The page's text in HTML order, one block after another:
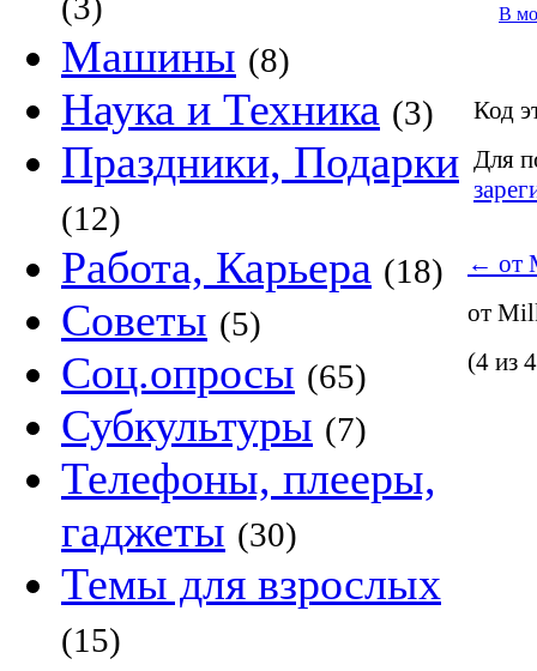
Машины (8)
Наука и Техника (3)
Праздники, Подарки
(12)
Работа, Карьера (18)
Советы (5)
Соц.опросы (65)
Субкультуры (7)
Телефоны, плееры,
гаджеты (30)
Темы для взрослых
(15)
В
Код
Для
← от
от
(4 из